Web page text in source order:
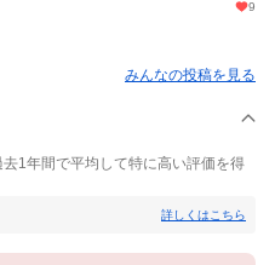
9
みんなの投稿を見る
1年間で平均して特に高い評価を得
詳しくはこちら